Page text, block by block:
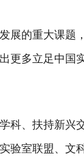
展的重大课题
更多立足中国
科、扶持新兴
验室联盟、文